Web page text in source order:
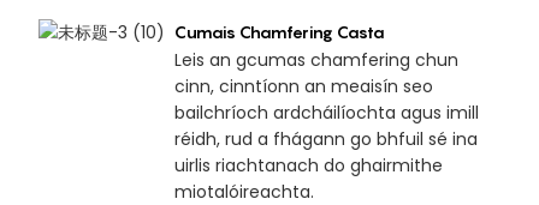
Cumais Chamfering Casta
Leis an gcumas chamfering chun
cinn, cinntíonn an meaisín seo
bailchríoch ardcháilíochta agus imill
réidh, rud a fhágann go bhfuil sé ina
uirlis riachtanach do ghairmithe
miotalóireachta.